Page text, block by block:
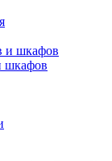
и шкафов
шкафов